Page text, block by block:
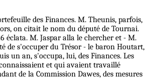
des Finances. M. Theunis, parfois,
on citait le nom du député de Tournai.
éclata. M. Jaspar alla le chercher et - M.
de s'occuper du Trésor - le baron Houtart,
un an, s'occupa, lui, des Finances. Les
et qui avaient travaillé
de la Commission Dawes, des mesures